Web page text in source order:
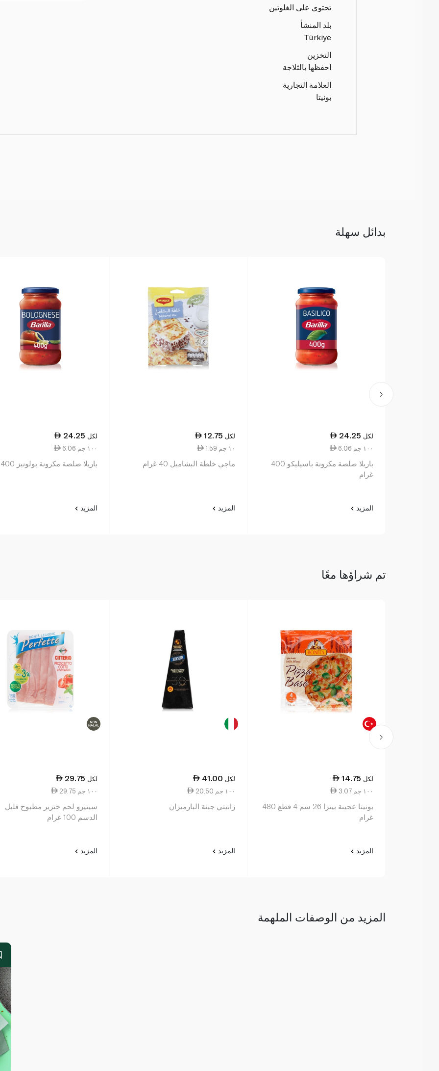
تحتوي على الغلوتين
بلد المنشأ
Türkiye
التخزين
احفظها بالثلاجة
العلامة التجارية
بونيتا
بدائل سهلة
24.25 لكل
6.06 ١٠٠ جم
باريلا صلصة مكرونة باسيليكو 400
غرام
المزيد
12.75 لكل
1.59 ١٠ جم
ماجي خلطة البشاميل 40 غرام
المزيد
24.25 لكل
6.06 ١٠٠ جم
باريلا صلصة مكرونة بولونيز 400 غرام
المزيد
تم شراؤها معًا
14.75 لكل
3.07 ١٠٠ جم
بونيتا عجينة بيتزا 26 سم 4 قطع 480
غرام
المزيد
41.00 لكل
20.50 ١٠٠ جم
زانيتي جبنة البارميزان
المزيد
29.75 لكل
29.75 ١٠٠ جم
سيتيرو لحم خنزير مطبوخ قليل
الدسم 100 غرام
المزيد
المزيد من الوصفات الملهمة